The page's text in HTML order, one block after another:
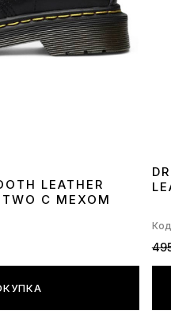
LEATHER
TWO С МЕХОМ